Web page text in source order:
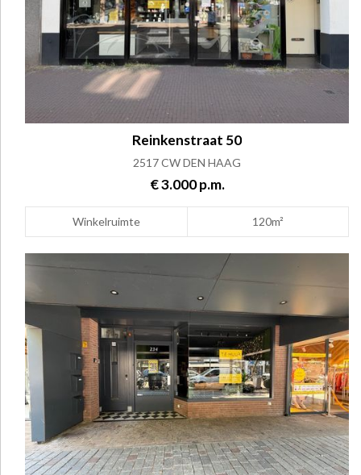
Reinkenstraat 50
2517 CW DEN HAAG
€ 3.000 p.m.
Winkelruimte 120m²